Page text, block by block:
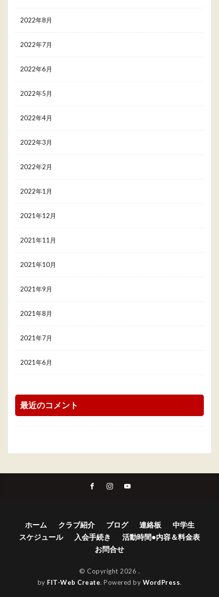
2022年8月
2022年7月
2022年6月
2022年5月
2022年4月
2022年3月
2022年2月
2022年1月
2021年12月
2021年11月
2021年10月
2021年9月
2021年8月
2021年7月
2021年6月
最近のコメント
ホーム クラブ紹介 ブログ 連絡板
中学生
スケジュール
入会手続き
活動時間•内容＆料金表
お問合せ
© Copyright 2026 .
by FIT-Web Create. Powered by WordPress.